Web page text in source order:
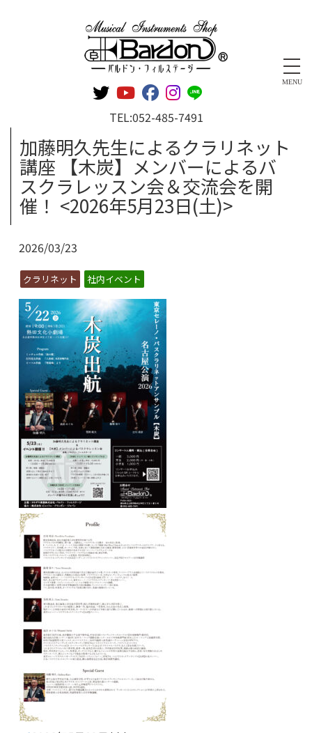
MENU
TEL:052-485-7491
加藤明久先生によるクラリネット
講座 【木炭】メンバーによるバ
スクラレッスン会＆交流会を開
催！ <2026年5月23日(土)>
2026/03/23
クラリネット 社内イベント